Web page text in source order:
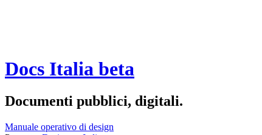
Docs Italia beta
Documenti pubblici, digitali.
Manuale operativo di design